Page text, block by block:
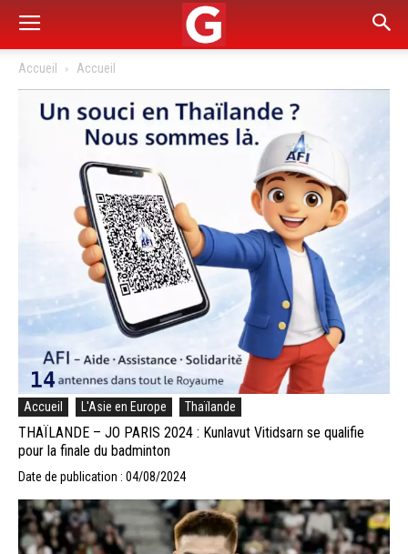
Accueil Accueil
Accueil L'Asie en Europe Thaïlande
THAÏLANDE – JO PARIS 2024 : Kunlavut Vitidsarn se qualifie
pour la finale du badminton
Date de publication : 04/08/2024